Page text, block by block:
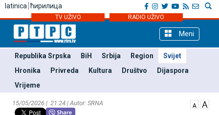
latinica ћирилица
TV UŽIVO RADIO UŽIVO
Meni
Republika Srpska BiH Srbija Region
Svijet
Hronika
Privreda Kultura Društvo
Dijaspora
Vrijeme
15/05/2026 | 21:24 | Autor: SRNA